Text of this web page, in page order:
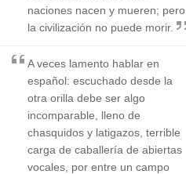
naciones nacen y mueren; pero
la civilización no puede morir.
A veces lamento hablar en
español: escuchado desde la
otra orilla debe ser algo
incomparable, lleno de
chasquidos y latigazos, terrible
carga de caballería de abiertas
vocales, por entre un campo